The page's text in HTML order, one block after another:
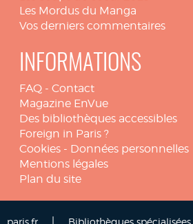
Les Mordus du Manga
Vos derniers commentaires
INFORMATIONS
FAQ - Contact
Magazine EnVue
Des bibliothèques accessibles
Foreign in Paris ?
Cookies - Données personnelles
Mentions légales
Plan du site
paris.fr Bibliothèques